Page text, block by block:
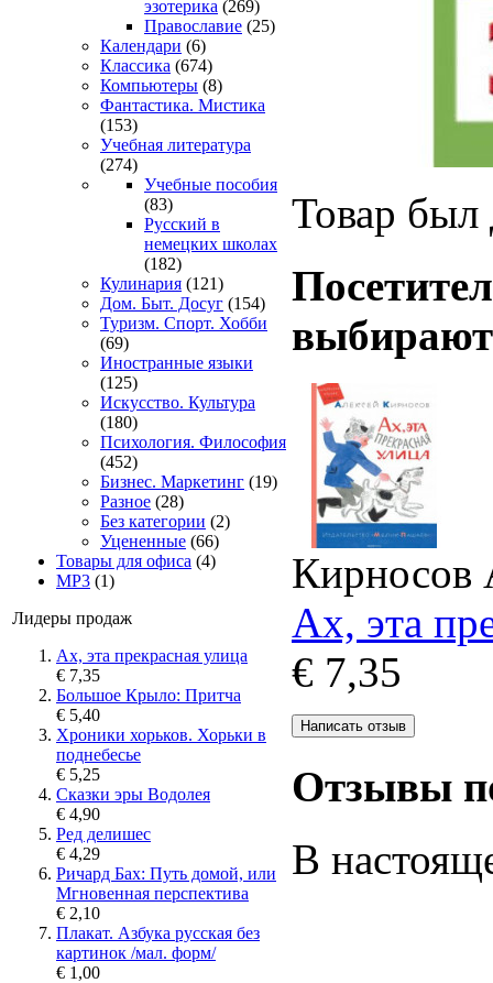
эзотерика (269)
Православие (25)
Календари (6)
Классика (674)
Компьютеры (8)
Фантастика. Мистика
(153)
Учебная литература
(274)
Учебные пособия
(83)
Русский в
немецких школах
(182)
Кулинария (121)
Дом. Быт. Досуг (154)
Туризм. Спорт. Хобби
(69)
Иностранные языки
(125)
Искусство. Культура
(180)
Психология. Философия
(452)
Бизнес. Маркетинг (19)
Разное (28)
Без категории (2)
Уцененные (66)
Товары для офиса (4)
MP3 (1)
Лидеры продаж
Ах, эта прекрасная улица
€ 7,35
Большое Крыло: Притча
€ 5,40
Хроники хорьков. Хорьки в
поднебесье
€ 5,25
Сказки эры Водолея
€ 4,90
Ред делишес
€ 4,29
Ричард Бах: Путь домой, или
Мгновенная перспектива
€ 2,10
Плакат. Азбука русская без
картинок /мал. форм/
€ 1,00
Товар был
Кирносов
Ах, эта
€ 7,35
Отзывы
В